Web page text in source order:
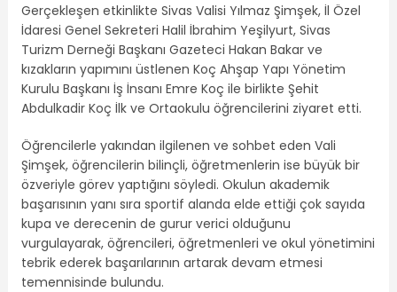
Gerçekleşen etkinlikte Sivas Valisi Yılmaz Şimşek, İl Özel
İdaresi Genel Sekreteri Halil İbrahim Yeşilyurt, Sivas
Turizm Derneği Başkanı Gazeteci Hakan Bakar ve
kızakların yapımını üstlenen Koç Ahşap Yapı Yönetim
Kurulu Başkanı İş İnsanı Emre Koç ile birlikte Şehit
Abdulkadir Koç İlk ve Ortaokulu öğrencilerini ziyaret etti.
Öğrencilerle yakından ilgilenen ve sohbet eden Vali
Şimşek, öğrencilerin bilinçli, öğretmenlerin ise büyük bir
özveriyle görev yaptığını söyledi. Okulun akademik
başarısının yanı sıra sportif alanda elde ettiği çok sayıda
kupa ve derecenin de gurur verici olduğunu
vurgulayarak, öğrencileri, öğretmenleri ve okul yönetimini
tebrik ederek başarılarının artarak devam etmesi
temennisinde bulundu.